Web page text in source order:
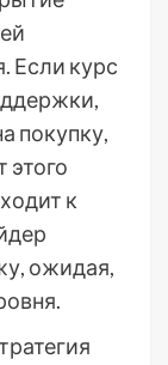
Если курс
покупку,
этого
к
ожидая,